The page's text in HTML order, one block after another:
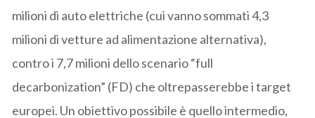
milioni di auto elettriche (cui vanno sommati 4,3
milioni di vetture ad alimentazione alternativa),
contro i 7,7 milioni dello scenario “full
decarbonization” (FD) che oltrepasserebbe i target
europei. Un obiettivo possibile è quello intermedio,